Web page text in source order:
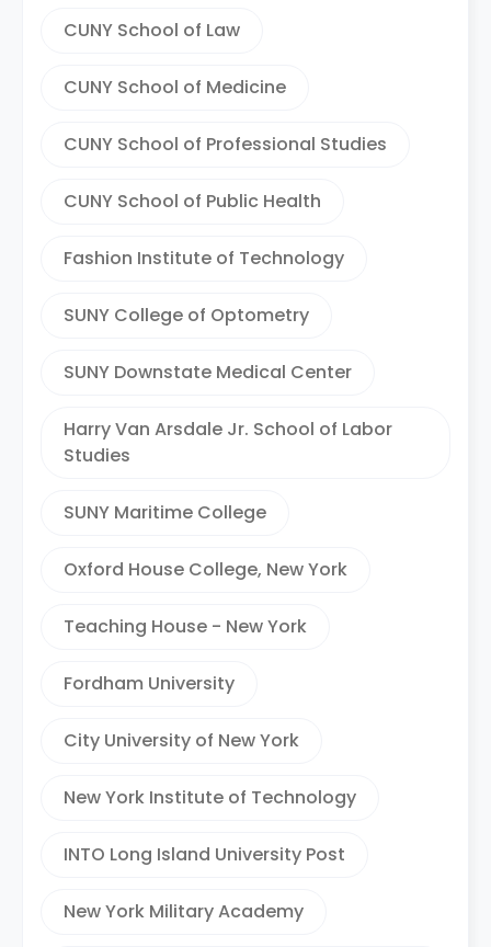
CUNY School of Law
CUNY School of Medicine
CUNY School of Professional Studies
CUNY School of Public Health
Fashion Institute of Technology
SUNY College of Optometry
SUNY Downstate Medical Center
Harry Van Arsdale Jr. School of Labor
Studies
SUNY Maritime College
Oxford House College, New York
Teaching House - New York
Fordham University
City University of New York
New York Institute of Technology
INTO Long Island University Post
New York Military Academy